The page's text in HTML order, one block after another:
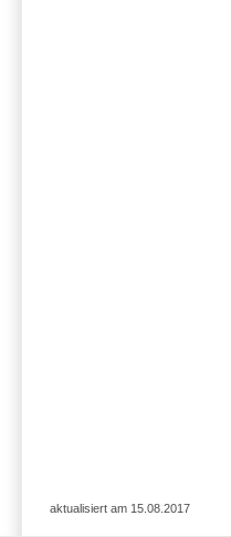
aktualisiert am 15.08.2017